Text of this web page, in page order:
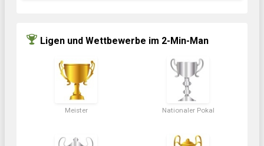
Ligen und Wettbewerbe im 2-Min-Man
Meister Nationaler Pokal